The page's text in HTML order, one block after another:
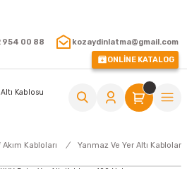
954 00 88
kozaydinlatma@gmail.com
ONLİNE KATALOG
Kabloları Yanmaz Ve Yer Altı Kabloları